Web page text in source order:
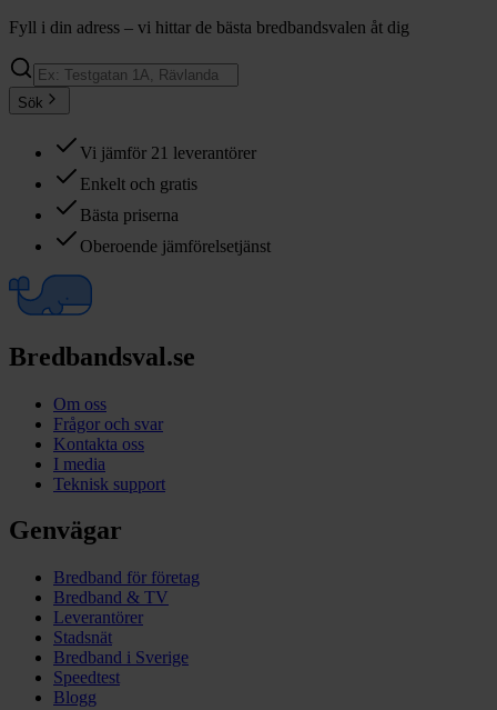
Fyll i din adress – vi hittar de bästa bredbandsvalen åt dig
Sök
Vi jämför 21 leverantörer
Enkelt och gratis
Bästa priserna
Oberoende jämförelsetjänst
Bredbandsval.se
Om oss
Frågor och svar
Kontakta oss
I media
Teknisk support
Genvägar
Bredband för företag
Bredband & TV
Leverantörer
Stadsnät
Bredband i Sverige
Speedtest
Blogg